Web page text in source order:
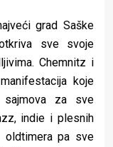
grad Saške
sve svoje
Chemnitz i
koje
sajmova za sve
indie i plesnih
oldtimera pa sve